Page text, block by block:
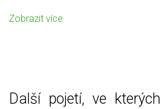
Zobrazit více
Další pojetí, ve